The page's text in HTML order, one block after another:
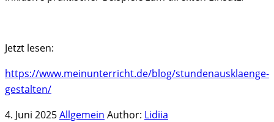
Jetzt lesen:
https://www.meinunterricht.de/blog/stundenausklaenge-
gestalten/
4. Juni 2025Allgemein Author: Lidiia